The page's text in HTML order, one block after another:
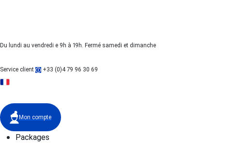
Du lundi au vendredi e 9h à 19h. Fermé samedi et dimanche
Service client +33 (0)4 79 96 30 69
Mon compte
Packages